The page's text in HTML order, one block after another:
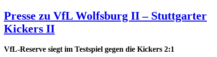
Presse zu VfL Wolfsburg II – Stuttgarter
Kickers II
VfL-Reserve siegt im Testspiel gegen die Kickers 2:1